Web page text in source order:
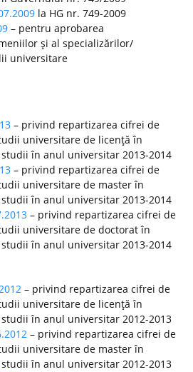
la HG nr. 749-2009
– pentru aprobarea
şi al specializărilor/
universitare
– privind repartizarea cifrei de
universitare de licenţă în
în anul universitar 2013-2014
– privind repartizarea cifrei de
universitare de master în
în anul universitar 2013-2014
– privind repartizarea cifrei de
universitare de doctorat în
în anul universitar 2013-2014
– privind repartizarea cifrei de
universitare de licenţă în
în anul universitar 2012-2013
– privind repartizarea cifrei de
universitare de master în
în anul universitar 2012-2013